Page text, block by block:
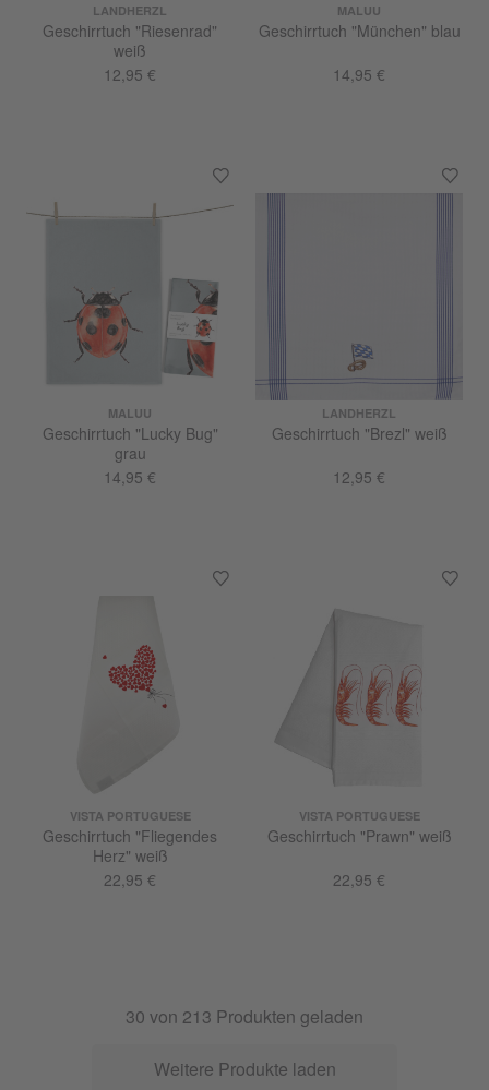
LANDHERZL
Geschirrtuch "Riesenrad"
weiß
12,95 €
MALUU
Geschirrtuch "München" blau
14,95 €
MALUU
Geschirrtuch "Lucky Bug"
grau
14,95 €
LANDHERZL
Geschirrtuch "Brezl" weiß
12,95 €
VISTA PORTUGUESE
Geschirrtuch "Fliegendes
Herz" weiß
22,95 €
VISTA PORTUGUESE
Geschirrtuch "Prawn" weiß
22,95 €
30 von 213 Produkten geladen
Weitere Produkte laden